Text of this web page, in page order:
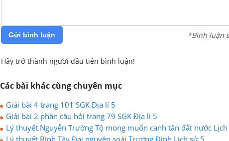
Gửi bình luận *Bình luận
Hãy trở thành người đầu tiên bình luận!
Các bài khác cùng chuyên mục
Giải bài 4 trang 101 SGK Địa lí 5
Giải bài 2 phần câu hỏi trang 79 SGK Địa lí 5
Lý thuyết Nguyễn Trường Tộ mong muốn canh tân đất nước